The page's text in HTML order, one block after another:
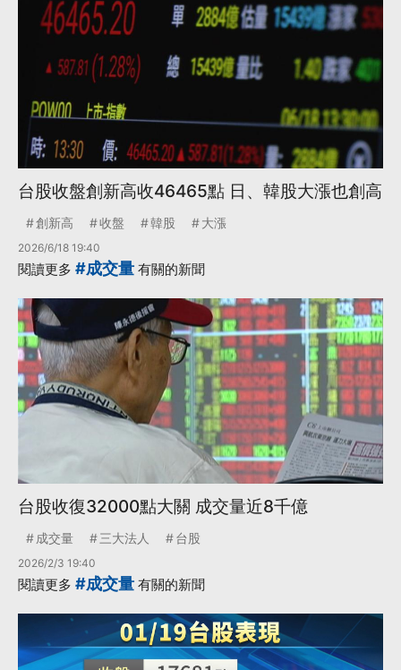
台股收盤創新高收46465點 日、韓股大漲也創高
創新高 收盤 韓股 大漲
2026/6/18 19:40
閱讀更多 #成交量 有關的新聞
台股收復32000點大關 成交量近8千億
成交量 三大法人 台股
2026/2/3 19:40
閱讀更多 #成交量 有關的新聞